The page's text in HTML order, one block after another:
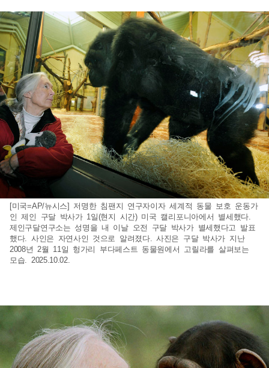
[미국=AP/뉴시스] 저명한 침팬지 연구자이자 세계적 동물 보호 운동가
인 제인 구달 박사가 1일(현지 시간) 미국 캘리포니아에서 별세했다.
제인구달연구소는 성명을 내 이날 오전 구달 박사가 별세했다고 발표
했다. 사인은 자연사인 것으로 알려졌다. 사진은 구달 박사가 지난
2008년 2월 11일 헝가리 부다페스트 동물원에서 고릴라를 살펴보는
모습. 2025.10.02.